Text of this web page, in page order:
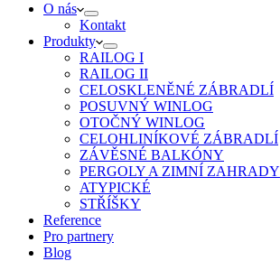
O nás
Kontakt
Produkty
RAILOG I
RAILOG II
CELOSKLENĚNÉ ZÁBRADLÍ
POSUVNÝ WINLOG
OTOČNÝ WINLOG
CELOHLINÍKOVÉ ZÁBRADLÍ
ZÁVĚSNÉ BALKÓNY
PERGOLY A ZIMNÍ ZAHRADY
ATYPICKÉ
STŘÍŠKY
Reference
Pro partnery
Blog